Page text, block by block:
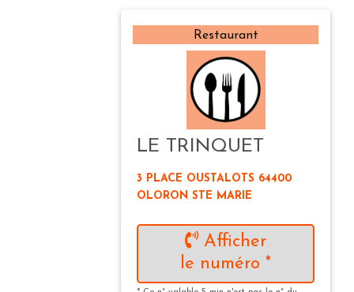
Restaurant
LE TRINQUET
3 PLACE OUSTALOTS 64400
OLORON STE MARIE
Afficher
le numéro *